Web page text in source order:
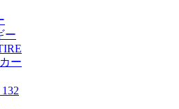
ー
ー